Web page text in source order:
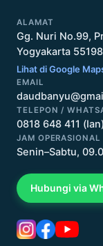
ALAMAT
Gg. Nuri No.99,
Yogyakarta 55198
Lihat di Google
EMAIL
TELEPON /
0818 648 411 (Ian)
JAM OPERASIONAL
Senin–Sabtu,
Hubungi via